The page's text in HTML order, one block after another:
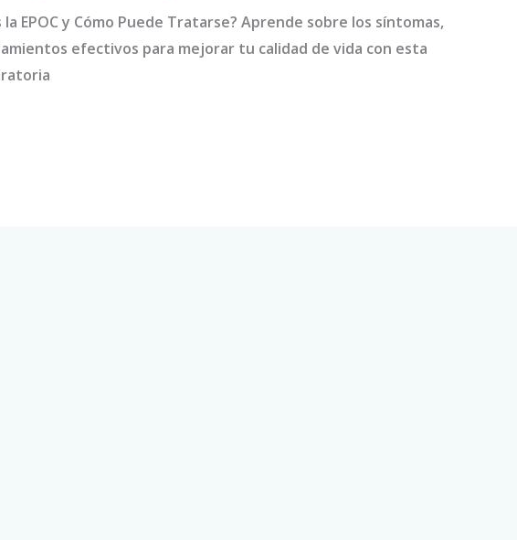
la EPOC y Cómo Puede Tratarse? Aprende sobre los síntomas,
efectivos para mejorar tu calidad de vida con esta